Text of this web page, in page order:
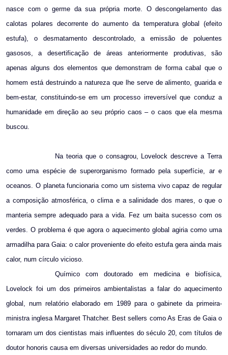
nasce com o germe da sua própria morte. O descongelamento das
calotas polares decorrente do aumento da temperatura global (efeito
estufa), o desmatamento descontrolado, a emissão de poluentes
gasosos, a desertificação de áreas anteriormente produtivas, são
apenas alguns dos elementos que demonstram de forma cabal que o
homem está destruindo a natureza que lhe serve de alimento, guarida e
bem-estar, constituindo-se em um processo irreversível que conduz a
humanidade em direção ao seu próprio caos – o caos que ela mesma
buscou.
Na teoria que o consagrou, Lovelock descreve a Terra
como uma espécie de superorganismo formado pela superfície, ar e
oceanos. O planeta funcionaria como um sistema vivo capaz de regular
a composição atmosférica, o clima e a salinidade dos mares, o que o
manteria sempre adequado para a vida. Fez um baita sucesso com os
verdes. O problema é que agora o aquecimento global agiria como uma
armadilha para Gaia: o calor proveniente do efeito estufa gera ainda mais
calor, num círculo vicioso.
Químico com doutorado em medicina e biofísica,
Lovelock foi um dos primeiros ambientalistas a falar do aquecimento
global, num relatório elaborado em 1989 para o gabinete da primeira-
ministra inglesa Margaret Thatcher. Best sellers como As Eras de Gaia o
tornaram um dos cientistas mais influentes do século 20, com títulos de
doutor honoris causa em diversas universidades ao redor do mundo.